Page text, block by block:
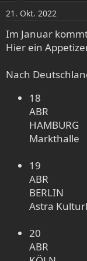
n
e
n
:
21. Okt. 2022
Im Januar
Hier ein
Nach
18
ABR
HAMBURG
Markthalle
19
ABR
BERLIN
Astra
20
ABR